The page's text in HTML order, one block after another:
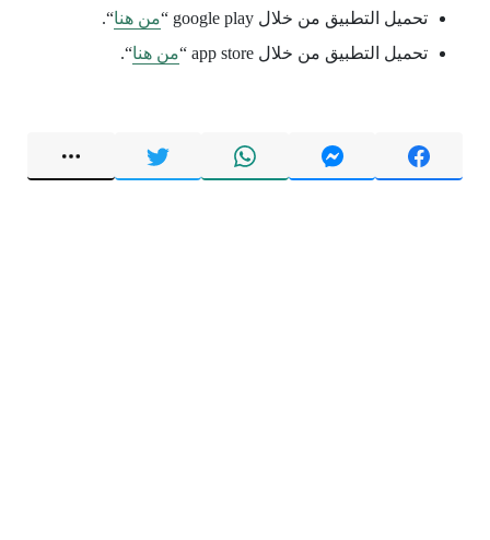
تحميل التطبيق من خلال google play “ من هنا“.
تحميل التطبيق من خلال app store “
من هنا“.